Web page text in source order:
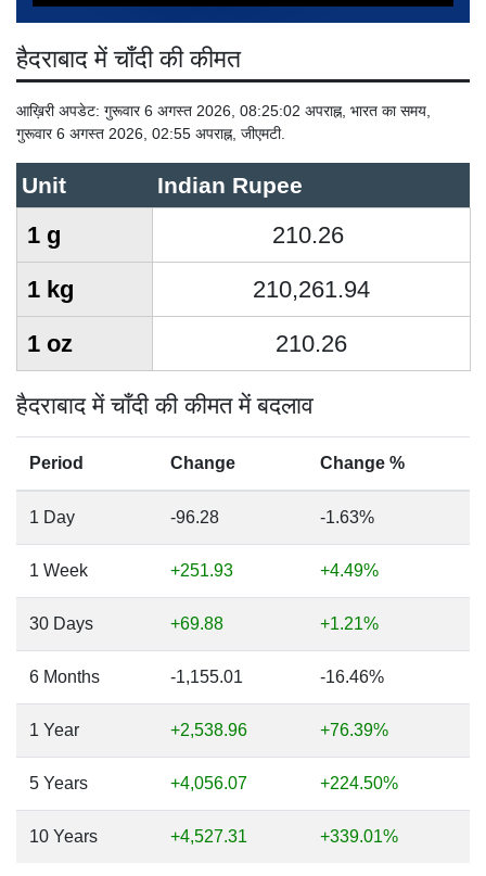
हैदराबाद में चाँदी की कीमत
आख़िरी अपडेट: गुरूवार 6 अगस्त 2026, 08:25:02 अपराह्न, भारत का समय,
गुरूवार 6 अगस्त 2026, 02:55 अपराह्न, जीएमटी.
Unit Indian Rupee
1 g
210.26
1 kg
210,261.94
1 oz
210.26
हैदराबाद में चाँदी की कीमत में बदलाव
Period Change Change %
1 Day -96.28 -1.63%
1 Week +251.93 +4.49%
30 Days +69.88 +1.21%
6 Months -1,155.01 -16.46%
1 Year +2,538.96 +76.39%
5 Years +4,056.07 +224.50%
10 Years +4,527.31 +339.01%